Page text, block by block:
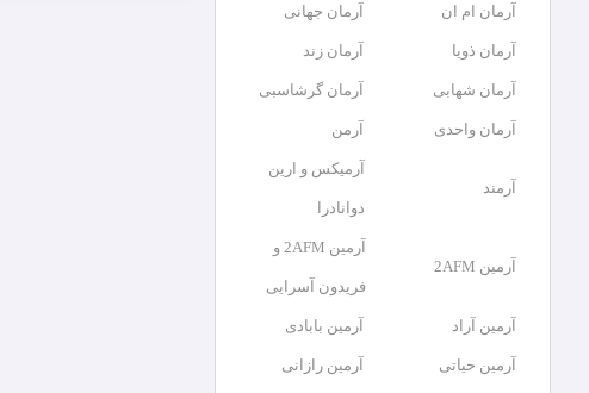
آرمان ام ان آرمان جهانی
آرمان ذویا آرمان زند
آرمان شهابی آرمان گرشاسبی
آرمان واحدی آرمن
آرمند
آرمیکس و ارین
دوانادرا
آرمین 2AFM
آرمین 2AFM و
فریدون آسرایی
آرمین آراد آرمین بابادی
آرمین حیاتی آرمین رازانی